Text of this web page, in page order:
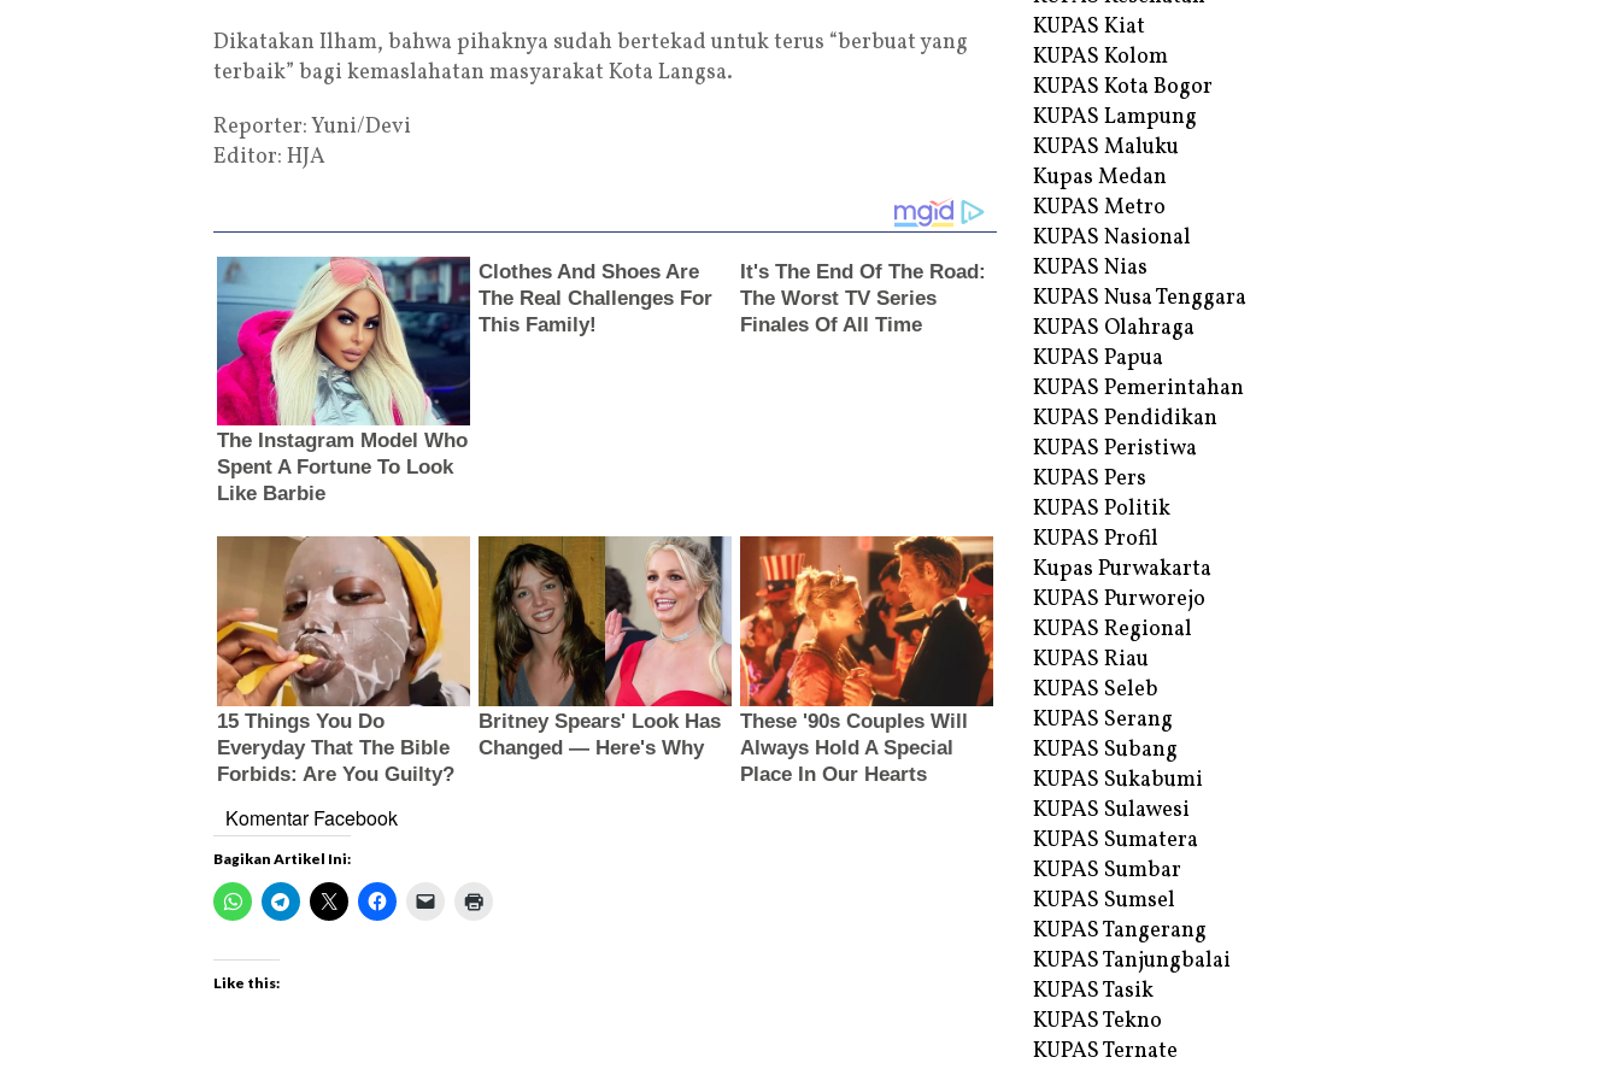
Dikatakan Ilham, bahwa pihaknya sudah bertekad untuk terus “berbuat yang
terbaik” bagi kemaslahatan masyarakat Kota Langsa.
Reporter: Yuni/Devi
Editor: HJA
Komentar Facebook
Bagikan Artikel Ini:
Like this:
KUPAS Kiat
KUPAS Kolom
KUPAS Kota Bogor
KUPAS Lampung
KUPAS Maluku
Kupas Medan
KUPAS Metro
KUPAS Nasional
KUPAS Nias
KUPAS Nusa Tenggara
KUPAS Olahraga
KUPAS Papua
KUPAS Pemerintahan
KUPAS Pendidikan
KUPAS Peristiwa
KUPAS Pers
KUPAS Politik
KUPAS Profil
Kupas Purwakarta
KUPAS Purworejo
KUPAS Regional
KUPAS Riau
KUPAS Seleb
KUPAS Serang
KUPAS Subang
KUPAS Sukabumi
KUPAS Sulawesi
KUPAS Sumatera
KUPAS Sumbar
KUPAS Sumsel
KUPAS Tangerang
KUPAS Tanjungbalai
KUPAS Tasik
KUPAS Tekno
KUPAS Ternate